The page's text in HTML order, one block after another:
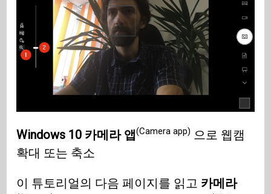
Windows 10 카메라 앱(Camera app) 으로 웹캠
확대 또는 축소
이 튜토리얼의 다음 페이지를 읽고 카메라